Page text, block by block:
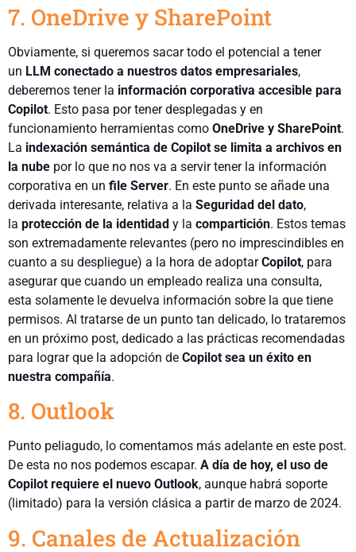
7. OneDrive y SharePoint
Obviamente, si queremos sacar todo el potencial a tener
un LLM conectado a nuestros datos empresariales,
deberemos tener la información corporativa accesible para
Copilot. Esto pasa por tener desplegadas y en
funcionamiento herramientas como OneDrive y SharePoint.
La indexación semántica de Copilot se limita a archivos en
la nube por lo que no nos va a servir tener la información
corporativa en un file Server. En este punto se añade una
derivada interesante, relativa a la Seguridad del dato,
la protección de la identidad y la compartición. Estos temas
son extremadamente relevantes (pero no imprescindibles en
cuanto a su despliegue) a la hora de adoptarCopilot, para
asegurar que cuando un empleado realiza una consulta,
esta solamente le devuelva información sobre la que tiene
permisos. Al tratarse de un punto tan delicado, lo trataremos
en un próximo post, dedicado a las prácticas recomendadas
para lograr que la adopción de Copilot sea un éxito en
nuestra compañía.
8. Outlook
Punto peliagudo, lo comentamos más adelante en este post.
De esta no nos podemos escapar. A día de hoy, el uso de
Copilot requiere el nuevo Outlook, aunque habrá soporte
(limitado) para la versión clásica a partir de marzo de 2024.
9. Canales de Actualización